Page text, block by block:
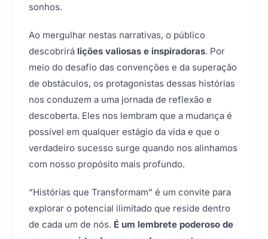
sonhos.
Ao mergulhar nestas narrativas, o público
descobrirá lições valiosas e inspiradoras. Por
meio do desafio das convenções e da superação
de obstáculos, os protagonistas dessas histórias
nos conduzem a uma jornada de reflexão e
descoberta. Eles nos lembram que a mudança é
possível em qualquer estágio da vida e que o
verdadeiro sucesso surge quando nos alinhamos
com nosso propósito mais profundo.
“Histórias que Transformam” é um convite para
explorar o potencial ilimitado que reside dentro
de cada um de nós. É um lembrete poderoso de